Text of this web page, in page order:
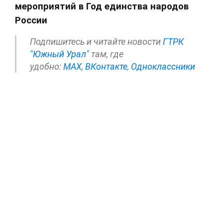
мероприятий в Год единства народов
России
Подпишитесь и читайте новостиГТРК
"Южный Урал" там, где
удобно:МАХ, ВКонтакте, Одноклассники